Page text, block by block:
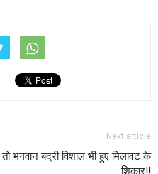
Next article
तो भगवान बद्री विशाल भी हुए मिलावट के
शिकार!!